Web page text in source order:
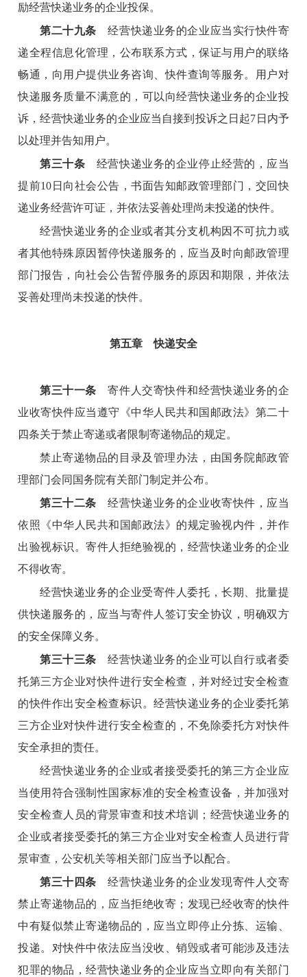
励经营快递业务的企业投保。
第二十九条 经营快递业务的企业应当实行快件寄
递全程信息化管理，公布联系方式，保证与用户的联络
畅通，向用户提供业务咨询、快件查询等服务。用户对
快递服务质量不满意的，可以向经营快递业务的企业投
诉，经营快递业务的企业应当自接到投诉之日起7日内予
以处理并告知用户。
第三十条 经营快递业务的企业停止经营的，应当
提前10日向社会公告，书面告知邮政管理部门，交回快
递业务经营许可证，并依法妥善处理尚未投递的快件。
经营快递业务的企业或者其分支机构因不可抗力或
者其他特殊原因暂停快递服务的，应当及时向邮政管理
部门报告，向社会公告暂停服务的原因和期限，并依法
妥善处理尚未投递的快件。
第五章 快递安全
第三十一条 寄件人交寄快件和经营快递业务的企
业收寄快件应当遵守《中华人民共和国邮政法》第二十
四条关于禁止寄递或者限制寄递物品的规定。
禁止寄递物品的目录及管理办法，由国务院邮政管
理部门会同国务院有关部门制定并公布。
第三十二条 经营快递业务的企业收寄快件，应当
依照《中华人民共和国邮政法》的规定验视内件，并作
出验视标识。寄件人拒绝验视的，经营快递业务的企业
不得收寄。
经营快递业务的企业受寄件人委托，长期、批量提
供快递服务的，应当与寄件人签订安全协议，明确双方
的安全保障义务。
第三十三条 经营快递业务的企业可以自行或者委
托第三方企业对快件进行安全检查，并对经过安全检查
的快件作出安全检查标识。经营快递业务的企业委托第
三方企业对快件进行安全检查的，不免除委托方对快件
安全承担的责任。
经营快递业务的企业或者接受委托的第三方企业应
当使用符合强制性国家标准的安全检查设备，并加强对
安全检查人员的背景审查和技术培训；经营快递业务的
企业或者接受委托的第三方企业对安全检查人员进行背
景审查，公安机关等相关部门应当予以配合。
第三十四条 经营快递业务的企业发现寄件人交寄
禁止寄递物品的，应当拒绝收寄；发现已经收寄的快件
中有疑似禁止寄递物品的，应当立即停止分拣、运输、
投递。对快件中依法应当没收、销毁或者可能涉及违法
犯罪的物品，经营快递业务的企业应当立即向有关部门